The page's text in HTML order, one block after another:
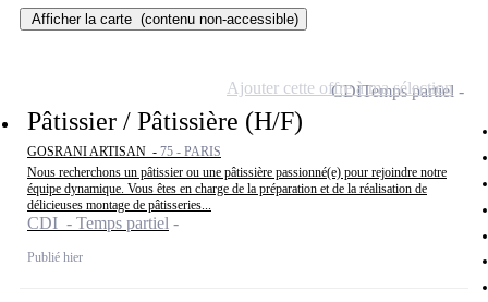
Afficher la carte (contenu non-accessible)
Pâtissier / Pâtissière (H/F)
GOSRANI ARTISAN - 75 - PARIS
Nous recherchons un pâtissier ou une pâtissière passionné(e) pour rejoindre notre
équipe dynamique. Vous êtes en charge de la préparation et de la réalisation de
délicieuses montage de pâtisseries...
CDI - Temps partiel
Publié hier
CDITemps partiel
Ajouter cette offre à ma sélection